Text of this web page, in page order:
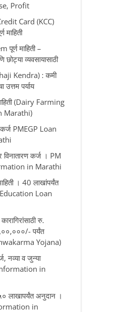
Profit
Card (KCC)
माहिती
माहिती –
छोट्या व्यवसायासाठी
Kendra) : कमी
उत्तम पर्याय
(Dairy Farming
Marathi)
PMEGP Loan
विनातारण कर्ज । PM
in Marathi
। 40 लाखांपर्यंत
(Education Loan
रु.
पर्यंत
Yojana)
नव्या व जुन्या
information in
लाखापर्यंत अनुदान ।
in